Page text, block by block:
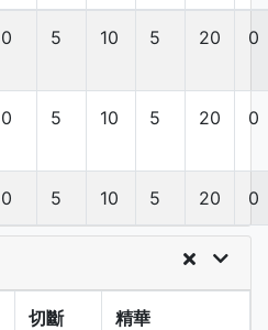
0 5 10 5 20 0
0 5 10 5 20 0
0 5 10 5 20 0
切斷 精華